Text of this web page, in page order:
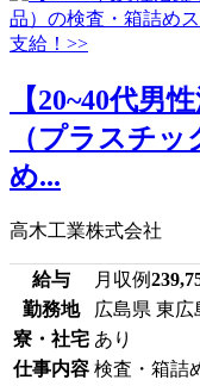
【20~40代男
（プラスチ
め...
高木工業株式会社
給与 月収例
勤務地
広島県 東広
寮・社宅 あり
仕事内容 検査・箱詰